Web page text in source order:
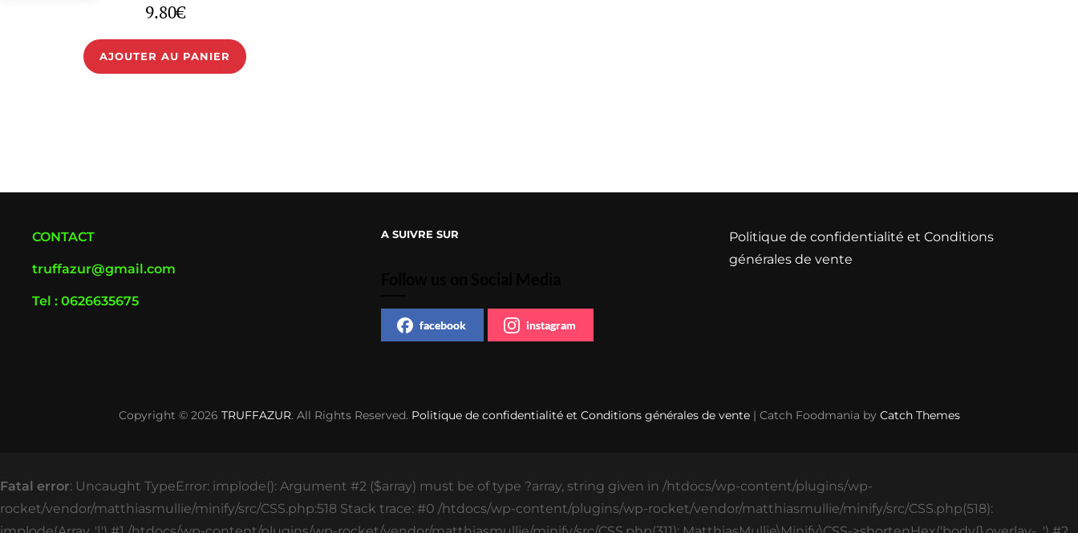
9.80€
AJOUTER AU PANIER
CONTACT
truffazur@gmail.com
Tel : 0626635675
A SUIVRE SUR
facebook instagram
Politique de confidentialité et Conditions
générales de vente
Copyright © 2026 TRUFFAZUR. All Rights Reserved. Politique de confidentialité et Conditions générales de vente| Catch Foodmania by Catch Themes
Fatal error: Uncaught TypeError: implode(): Argument #2 ($array) must be of type ?array, string given in /htdocs/wp-content/plugins/wp-
rocket/vendor/matthiasmullie/minify/src/CSS.php:518 Stack trace: #0 /htdocs/wp-content/plugins/wp-rocket/vendor/matthiasmullie/minify/src/CSS.php(518):